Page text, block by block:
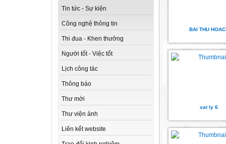
Tin tức - Sự kiện
Công nghệ thông tin
Thi đua - Khen thưởng
Người tốt - Việc tốt
Lịch công tác
Thông báo
Thư mời
Thư viện ảnh
Liên kết website
BAI THU
vat ly 6